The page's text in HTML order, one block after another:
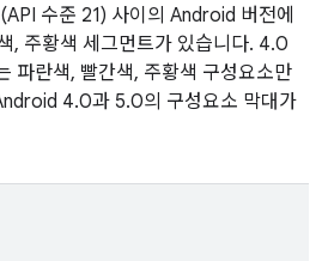
수준 21) 사이의 Android 버전에
, 주황색 세그먼트가 있습니다. 4.0
파란색, 빨간색, 주황색 구성요소만
4.0과 5.0의 구성요소 막대가